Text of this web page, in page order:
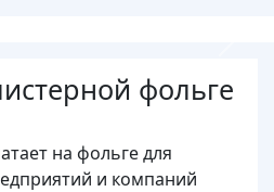
фольге
на фольге для
и компаний